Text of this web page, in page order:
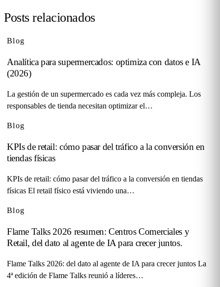
Posts relacionados
Blog
Analítica para supermercados: optimiza con datos e IA
(2026)
La gestión de un supermercado es cada vez más compleja. Los
responsables de tienda necesitan optimizar el…
Blog
KPIs de retail: cómo pasar del tráfico a la conversión en
tiendas físicas
KPIs de retail: cómo pasar del tráfico a la conversión en tiendas
físicas El retail físico está viviendo una…
Blog
Flame Talks 2026 resumen: Centros Comerciales y
Retail, del dato al agente de IA para crecer juntos.
Flame Talks 2026: del dato al agente de IA para crecer juntos La
4ª edición de Flame Talks reunió a líderes…